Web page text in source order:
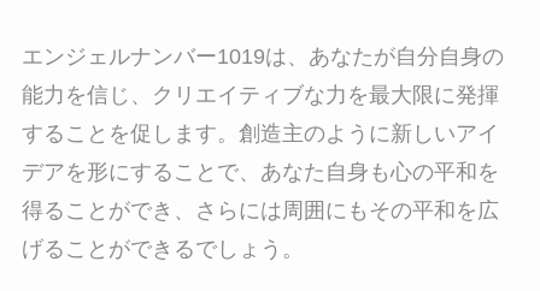
エンジェルナンバー1019は、あなたが自分自身の
能力を信じ、クリエイティブな力を最大限に発揮
することを促します。創造主のように新しいアイ
デアを形にすることで、あなた自身も心の平和を
得ることができ、さらには周囲にもその平和を広
げることができるでしょう。